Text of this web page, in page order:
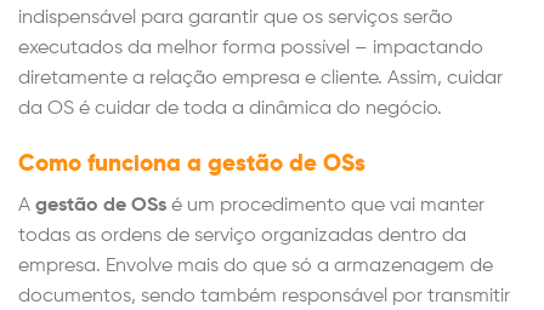
indispensável para garantir que os serviços serão
executados da melhor forma possível – impactando
diretamente a relação empresa e cliente. Assim, cuidar
da OS é cuidar de toda a dinâmica do negócio.
Como funciona a gestão de OSs
A gestão de OSs é um procedimento que vai manter
todas as ordens de serviço organizadas dentro da
empresa. Envolve mais do que só a armazenagem de
documentos, sendo também responsável por transmitir